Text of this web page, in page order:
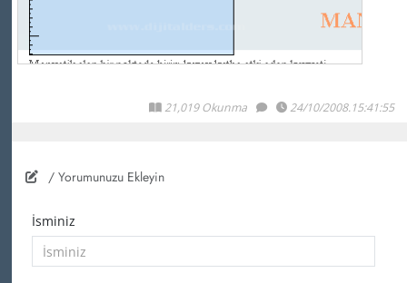
21,019 Okunma 24/10/2008.15:41:55
/ Yorumunuzu Ekleyin
İsminiz